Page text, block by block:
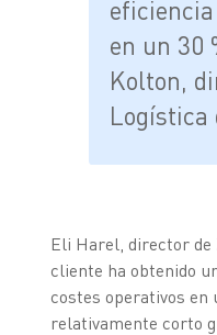
en un 30
Kolton,
Logística
Eli Harel, director de
cliente ha obtenido
costes operativos en
relativamente corto